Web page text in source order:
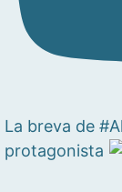
La breva de
protagonista